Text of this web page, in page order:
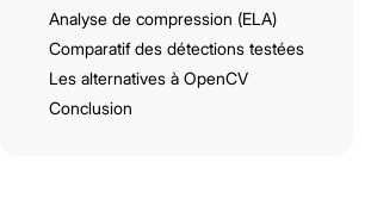
Analyse de compression (ELA)
Comparatif des détections testées
Les alternatives à OpenCV
Conclusion